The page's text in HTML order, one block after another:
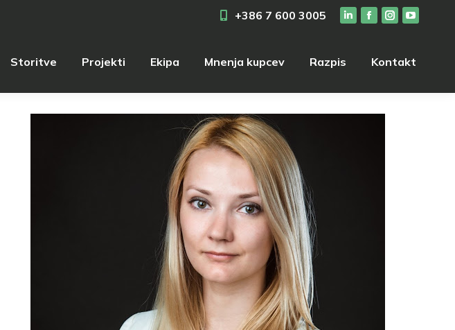
+386 7 600 3005
Storitve Projekti Ekipa Mnenja kupcev Razpis Kontakt
Mnenja kupcev Razpis Kontakt